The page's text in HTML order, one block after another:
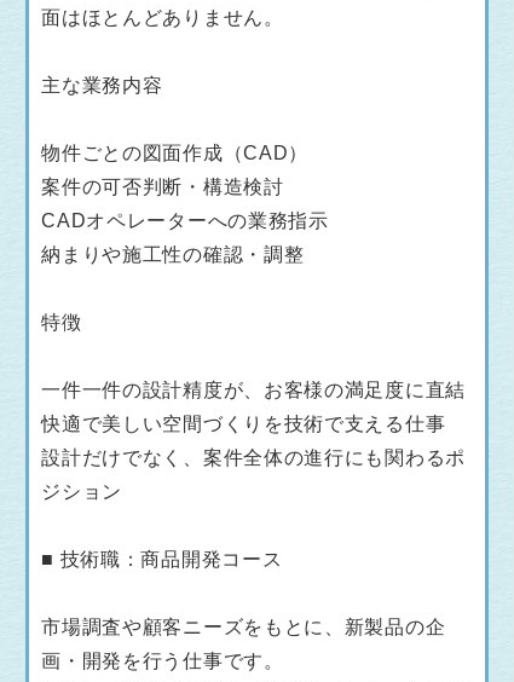
面はほとんどありません。
主な業務内容
物件ごとの図面作成（CAD）
案件の可否判断・構造検討
CADオペレーターへの業務指示
納まりや施工性の確認・調整
特徴
一件一件の設計精度が、お客様の満足度に直結
快適で美しい空間づくりを技術で支える仕事
設計だけでなく、案件全体の進行にも関わるポ
ジション
■ 技術職：商品開発コース
市場調査や顧客ニーズをもとに、新製品の企
画・開発を行う仕事です。